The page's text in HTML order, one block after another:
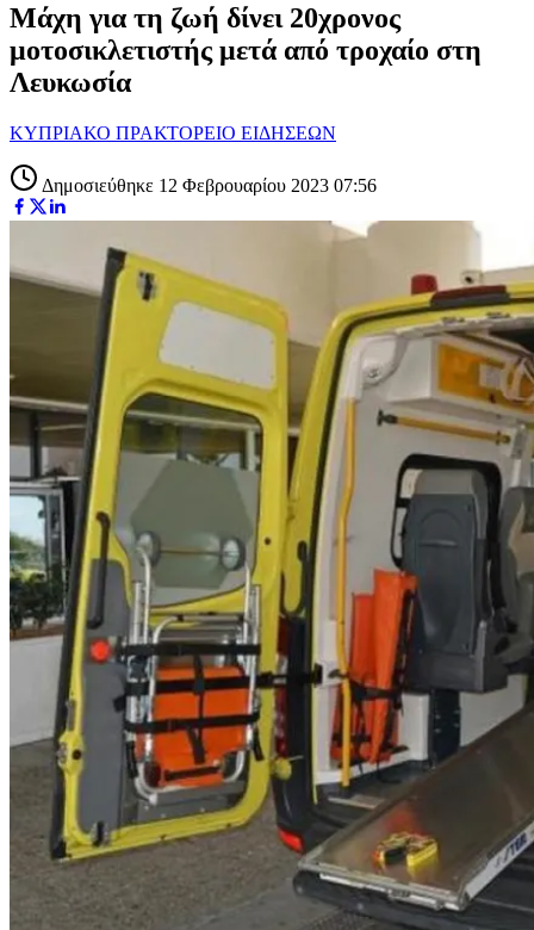
Μάχη για τη ζωή δίνει 20χρονος
μοτοσικλετιστής μετά από τροχαίο στη
Λευκωσία
ΚΥΠΡΙΑΚΟ ΠΡΑΚΤΟΡΕΙΟ ΕΙΔΗΣΕΩΝ
Δημοσιεύθηκε 12 Φεβρουαρίου 2023 07:56